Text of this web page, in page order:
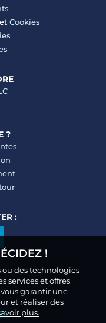
et Cookies
?
:
!
ou des technologies
services et offres
garantir une
et réaliser des
plus.